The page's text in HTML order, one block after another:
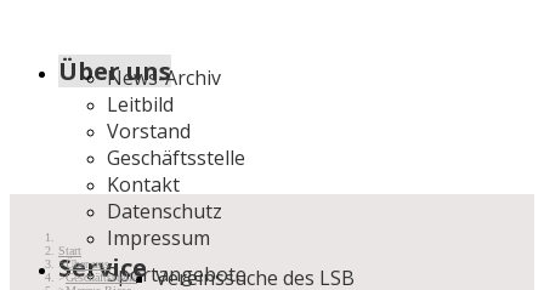
Über uns
News-Archiv
Leitbild
Vorstand
Geschäftsstelle
Kontakt
Datenschutz
Impressum
ServiceSportangebote
Vereinssuche des LSB
Start
Über uns
Geschäftsstelle